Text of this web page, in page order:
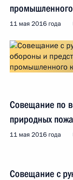
11 мая 2016 года
Совещание по
природных
11 мая 2016 года
Совещание с